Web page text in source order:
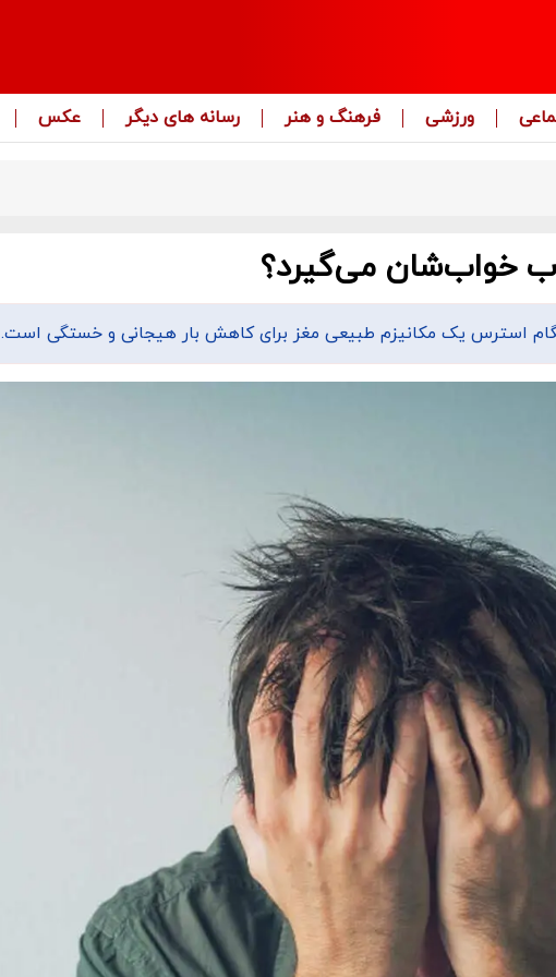
ورزشی فرهنگ و هنر رسانه های دیگر عکس
خواب‌شان می‌گیرد؟
استرس یک مکانیزم طبیعی مغز برای کاهش بار هیجانی و خستگی است.